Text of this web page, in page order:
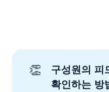
👏
구성원의 피
확인하는 방